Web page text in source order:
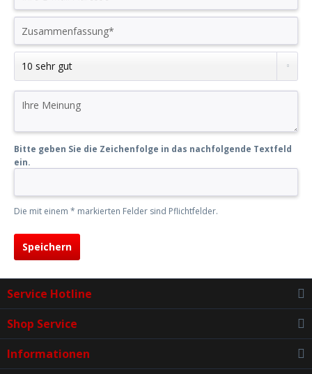
Bitte geben Sie die Zeichenfolge in das nachfolgende Textfeld
ein.
Die mit einem * markierten Felder sind Pflichtfelder.
Speichern
Service Hotline
Shop Service
Informationen